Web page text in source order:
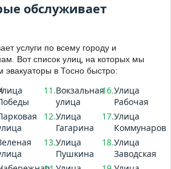
обслуживает
услуги по всему городу и
Вот список улиц, на которых мы
эвакуаторы в Тосно быстро:
Вокзальная
улица
Улица
Гагарина
Улица
Пушкина
Улица
Рабочая
Улица
Коммунаров
Улица
Заводская